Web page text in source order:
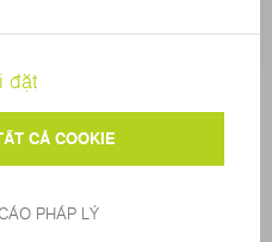
BẢO MẬT DỮ LIỆU
CÀI ĐẶT BẢO MẬT